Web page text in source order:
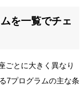
を一覧でチェ
ごとに大きく異なり
7プログラムの主な条